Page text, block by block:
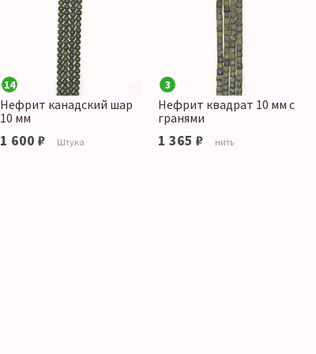
14
Нефрит канадский шар
10 мм
1 600 ₽ Штука
3
Нефрит квадрат 10 мм с
гранями
1 365 ₽ нить